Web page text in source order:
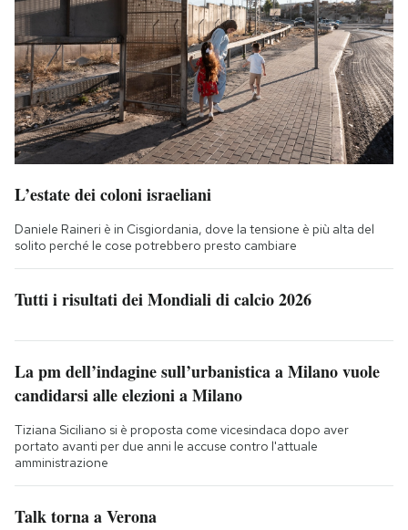
L’estate dei coloni israeliani
Daniele Raineri è in Cisgiordania, dove la tensione è più alta del
solito perché le cose potrebbero presto cambiare
Tutti i risultati dei Mondiali di calcio 2026
La pm dell’indagine sull’urbanistica a Milano vuole
candidarsi alle elezioni a Milano
Tiziana Siciliano si è proposta come vicesindaca dopo aver
portato avanti per due anni le accuse contro l'attuale
amministrazione
Talk torna a Verona